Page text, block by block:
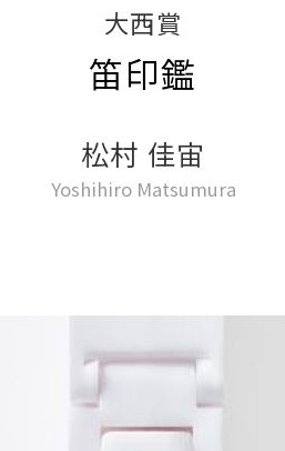
大西賞
笛印鑑
松村 佳宙
Yoshihiro Matsumura